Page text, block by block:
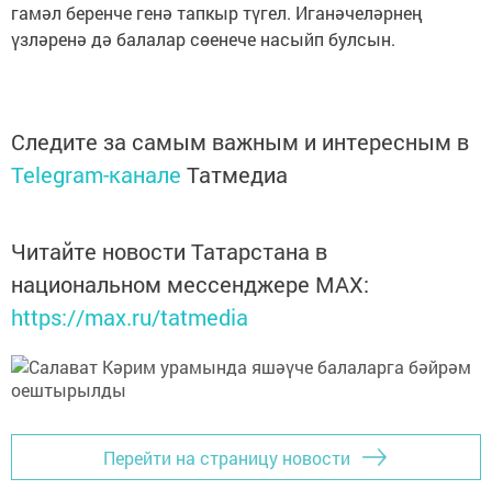
гамәл беренче генә тапкыр түгел. Иганәчеләрнең
үзләренә дә балалар сөенече насыйп булсын.
Следите за самым важным и интересным в
Telegram-канале Татмедиа
Читайте новости Татарстана в
национальном мессенджере MАХ:
https://max.ru/tatmedia
Перейти на страницу новости